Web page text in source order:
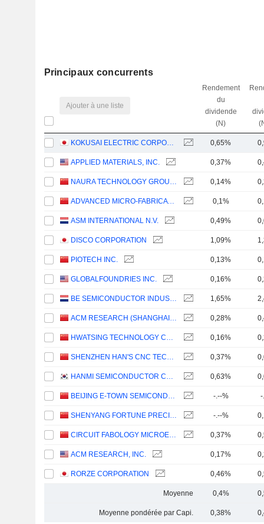
Principaux concurrents
Ajouter à une liste
Rendement
du
dividende
(N)
KOKUSAI ELECTRIC CORPORATION 0,65%
APPLIED MATERIALS, INC. 0,37%
NAURA TECHNOLOGY GROUP CO., LTD. 0,14%
ADVANCED MICRO-FABRICATION EQUIPMENT INC. CHINA 0,1%
ASM INTERNATIONAL N.V. 0,49%
DISCO CORPORATION 1,09%
PIOTECH INC. 0,13%
GLOBALFOUNDRIES INC. 0,16%
BE SEMICONDUCTOR INDUSTRIES N.V. 1,65%
ACM RESEARCH (SHANGHAI), INC. 0,28%
HWATSING TECHNOLOGY CO., LTD. 0,16%
SHENZHEN HAN'S CNC TECHNOLOGY CO., LTD. 0,37%
HANMI SEMICONDUCTOR CO., LTD. 0,63%
BEIJING E-TOWN SEMICONDUCTOR TECHNOLOGY CO., LTD. -.--% -
SHENYANG FORTUNE PRECISION EQUIPMENT CO., LTD. -.--%
CIRCUIT FABOLOGY MICROELECTRONICS EQUIPMENT CO., LTD. 0,37%
ACM RESEARCH, INC. 0,17%
RORZE CORPORATION 0,46%
Moyenne 0,4%
Moyenne pondérée par Capi. 0,38%